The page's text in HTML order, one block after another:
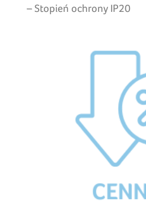
– Stopień ochrony IP20